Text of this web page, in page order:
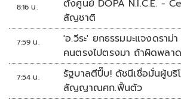
8:16 น.
ตั้งศูนย์ DOPA N.I.C.E. -
สัญชาติ
7:59 น.
'อ.วีระ' ยกธรรมมะแจงดราม่า กม
คนตรงไปตรงมา ถ้าผิดพลา
7:54 น.
รัฐบาลตีปี๊บ! ดัชนีเชื่อมั่นผู้บริ
สัญญาณศก.ฟื้นตัว